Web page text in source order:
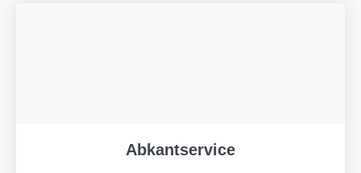
Abkantservice